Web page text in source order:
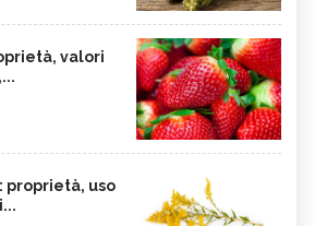
valori
proprietà, uso